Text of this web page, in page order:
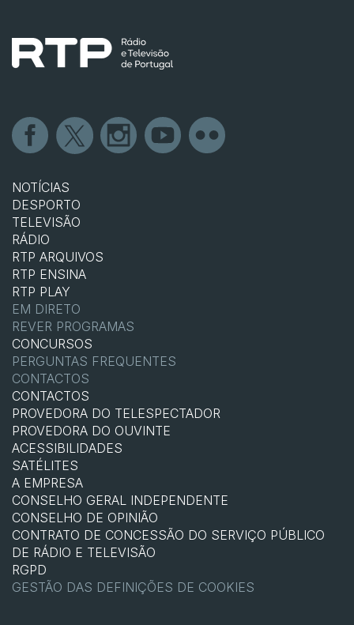
NOTÍCIAS
DESPORTO
TELEVISÃO
RÁDIO
RTP ARQUIVOS
RTP ENSINA
RTP PLAY
EM DIRETO
REVER PROGRAMAS
CONCURSOS
PERGUNTAS FREQUENTES
CONTACTOS
CONTACTOS
PROVEDORA DO TELESPECTADOR
PROVEDORA DO OUVINTE
ACESSIBILIDADES
SATÉLITES
A EMPRESA
CONSELHO GERAL INDEPENDENTE
CONSELHO DE OPINIÃO
CONTRATO DE CONCESSÃO DO SERVIÇO PÚBLICO
DE RÁDIO E TELEVISÃO
RGPD
GESTÃO DAS DEFINIÇÕES DE COOKIES